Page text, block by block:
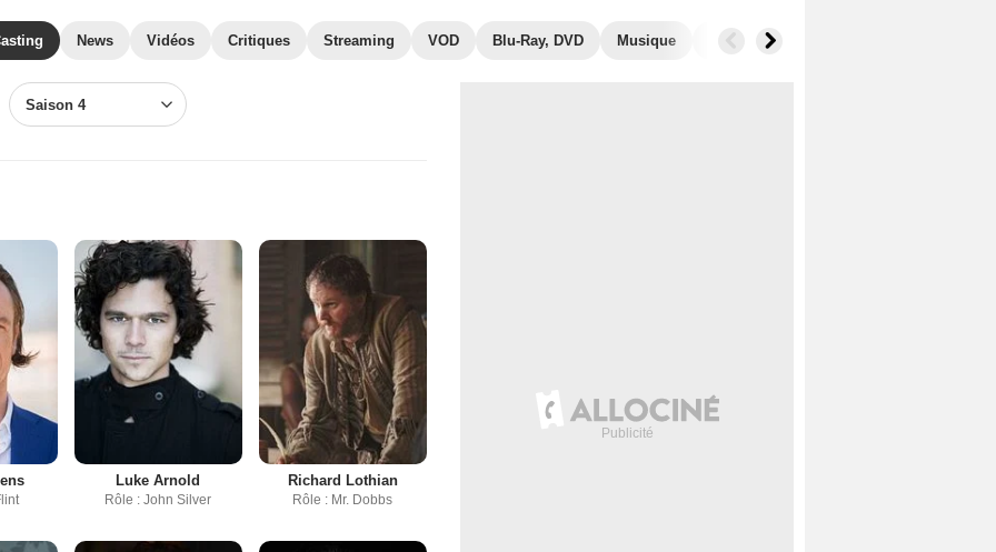
News Vidéos Critiques Streaming VOD Blu-Ray, DVD Musique
Saison 4
Luke Arnold
Rôle : John Silver
Richard Lothian
Rôle : Mr. Dobbs